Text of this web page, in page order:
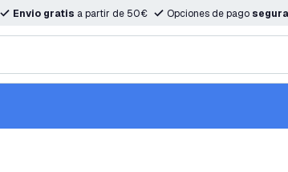
Envio gratis a partir de 50€ Opciones de pago